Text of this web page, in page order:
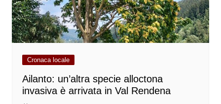
Cronaca locale
Ailanto: un’altra specie alloctona
invasiva è arrivata in Val Rendena